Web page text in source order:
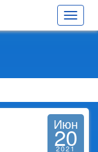
Toggle
Июн
20
2021